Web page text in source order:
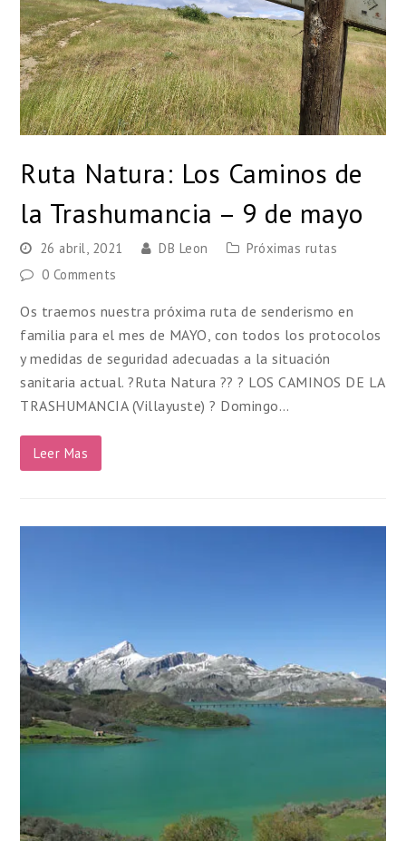
Ruta Natura: Los Caminos de
la Trashumancia – 9 de mayo
26 abril, 2021 DB Leon
Próximas rutas
0 Comments
Os traemos nuestra próxima ruta de senderismo en
familia para el mes de MAYO, con todos los protocolos
y medidas de seguridad adecuadas a la situación
sanitaria actual. ?Ruta Natura ?? ? LOS CAMINOS DE LA
TRASHUMANCIA (Villayuste) ? Domingo…
Leer Mas